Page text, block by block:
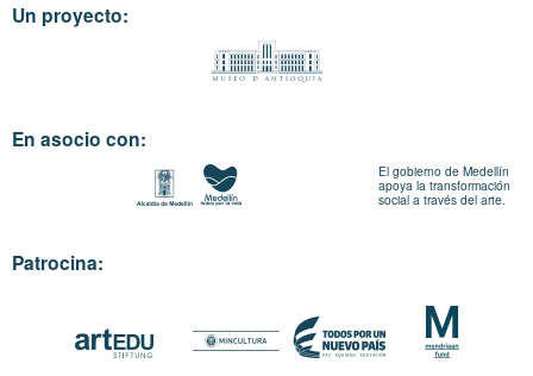
Un proyecto:
En asocio con:
El gobierno de Medellín
apoya la transformación
social a través del arte.
Patrocina: